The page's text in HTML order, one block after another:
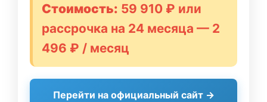
Стоимость: 59 910 ₽ или
рассрочка на 24 месяца — 2
496 ₽ / месяц
Перейти на официальный сайт →